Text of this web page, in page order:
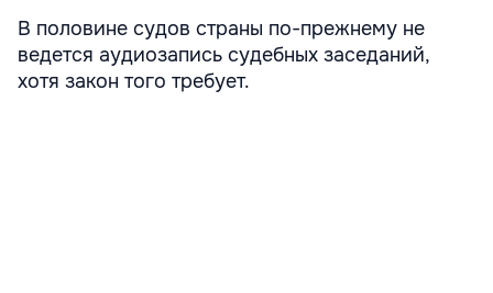
В половине судов страны по-прежнему не
ведется аудиозапись судебных заседаний,
хотя закон того требует.